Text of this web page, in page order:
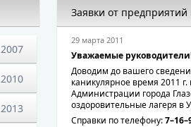
2007
2010
2013
Заявки от
29 марта 2011
Уважаемые
Доводим до вашего
каникулярное время 2011
Администрации города
оздоровительные лагеря в
Справки по телефону: